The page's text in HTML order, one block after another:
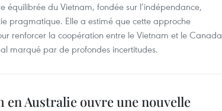
équilibrée du Vietnam, fondée sur l’indépendance,
pragmatique. Elle a estimé que cette approche
renforcer la coopération entre le Vietnam et le Canada
marqué par de profondes incertitudes.
en Australie ouvre une nouvelle